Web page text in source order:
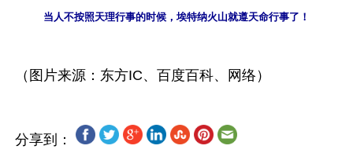
当人不按照天理行事的时候，埃特纳火山就遵天命行事了！
分享到：